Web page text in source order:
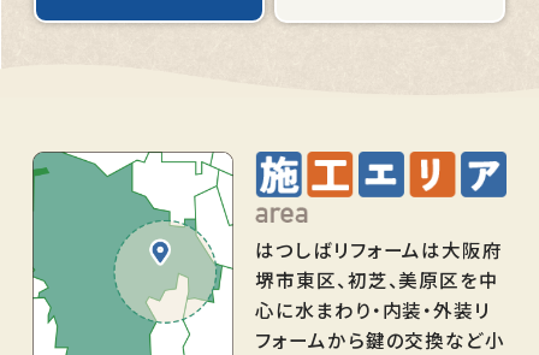
はつしばリフォームは大阪府
堺市東区、初芝、美原区を中
心に水まわり・内装・外装リ
フォームから鍵の交換など小